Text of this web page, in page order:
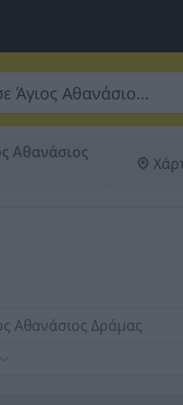
Αθανάσιος
Αθανάσιος Δράμας